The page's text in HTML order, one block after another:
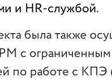
и HR-службой.
была также
с
по работе с КПЭ